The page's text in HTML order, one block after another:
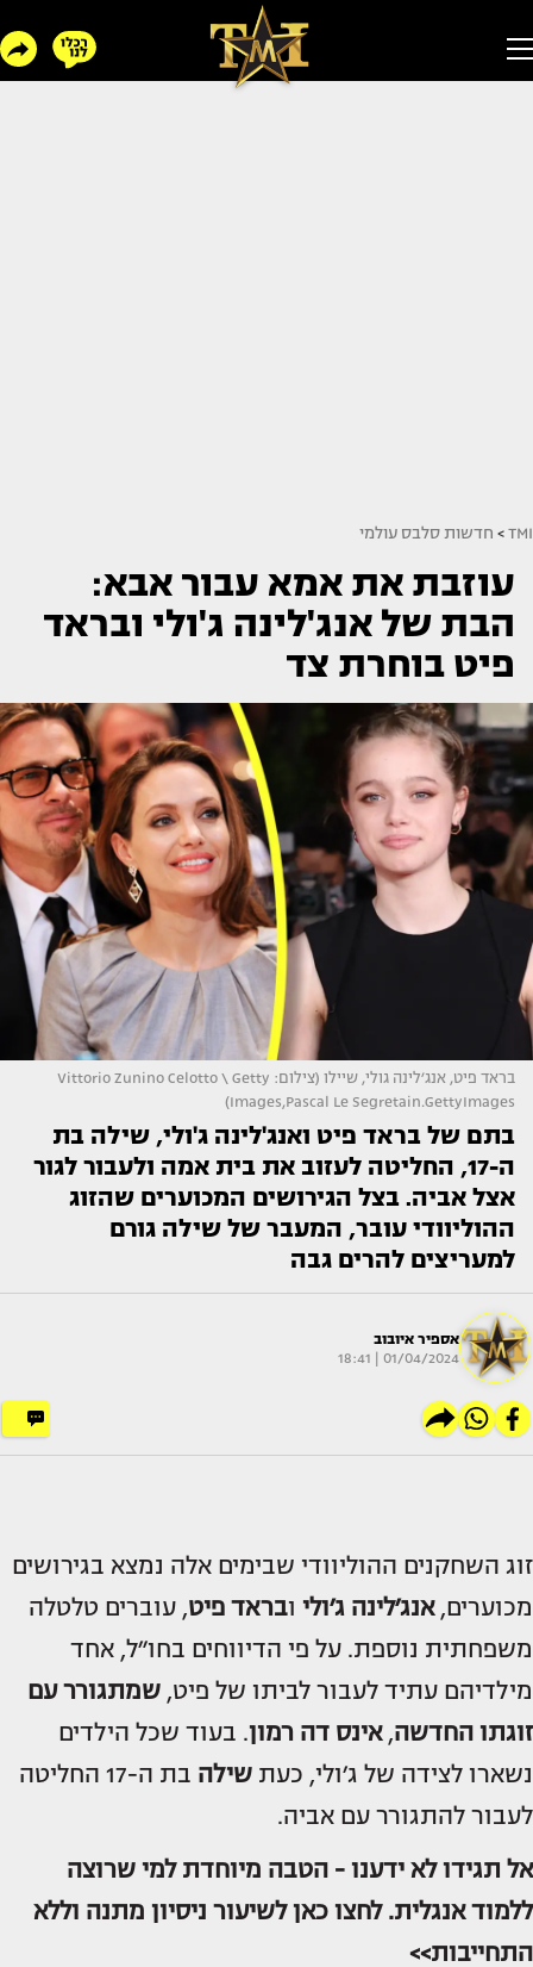
TMI
> חדשות סלבס עולמי
עוזבת את אמא עבור אבא:
הבת של אנג'לינה ג'ולי ובראד
פיט בוחרת צד
בראד פיט, אנג׳לינה גולי, שיילו (צילום: Vittorio Zunino Celotto \ Getty
Images,Pascal Le Segretain.GettyImages)
בתם של בראד פיט ואנג'לינה ג'ולי, שילה בת
ה-17, החליטה לעזוב את בית אמה ולעבור לגור
אצל אביה. בצל הגירושים המכוערים שהזוג
ההוליוודי עובר, המעבר של שילה גורם
למעריצים להרים גבה
אספיר איובוב
01/04/2024 | 18:41
זוג השחקנים ההוליוודי שבימים אלה נמצא בגירושים
מכוערים,אנג׳לינה ג׳ולי ובראד פיט, עוברים טלטלה
משפחתית נוספת. על פי הדיווחים בחו״ל, אחד
מילדיהם עתיד לעבור לביתו של פיט, שמתגורר עם
זוגתו החדשה,אינס דה רמון. בעוד שכל הילדים
נשארו לצידה של ג׳ולי, כעת שילה
בת ה-17 החליטה
לעבור להתגורר עם אביה.
אל תגידו לא ידענו - הטבה מיוחדת למי שרוצה
ללמוד אנגלית. לחצו כאן לשיעור ניסיון מתנה וללא
התחייבות>>